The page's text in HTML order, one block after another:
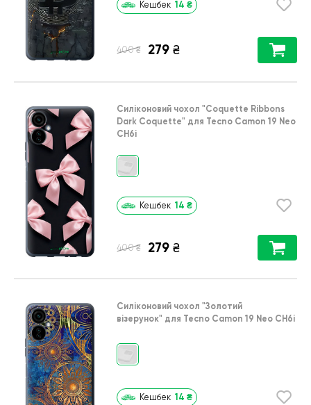
Кешбек 14 ₴
400 ₴ 279 ₴
Силіконовий чохол "Coquette Ribbons
Dark Coquette" для Tecno Camon 19 Neo
CH6i
Кешбек 14 ₴
400 ₴ 279 ₴
Силіконовий чохол "Золотий
візерунок" для Tecno Camon 19 Neo CH6i
Кешбек 14 ₴